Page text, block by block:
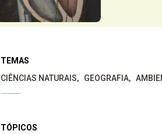
TEMAS
CIÊNCIAS NATURAIS
GEOGRAFIA
TÓPICOS